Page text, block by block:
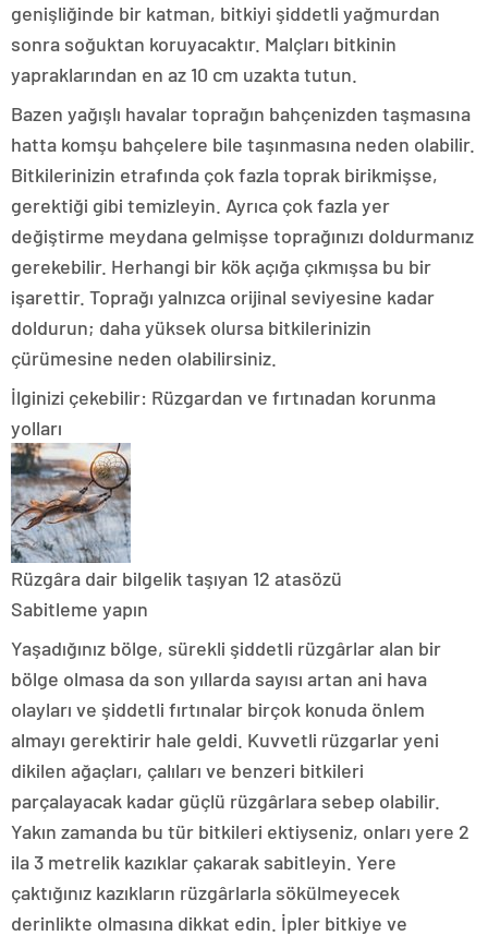
genişliğinde bir katman, bitkiyi şiddetli yağmurdan
sonra soğuktan koruyacaktır. Malçları bitkinin
yapraklarından en az 10 cm uzakta tutun.
Bazen yağışlı havalar toprağın bahçenizden taşmasına
hatta komşu bahçelere bile taşınmasına neden olabilir.
Bitkilerinizin etrafında çok fazla toprak birikmişse,
gerektiği gibi temizleyin. Ayrıca çok fazla yer
değiştirme meydana gelmişse toprağınızı doldurmanız
gerekebilir. Herhangi bir kök açığa çıkmışsa bu bir
işarettir. Toprağı yalnızca orijinal seviyesine kadar
doldurun; daha yüksek olursa bitkilerinizin
çürümesine neden olabilirsiniz.
İlginizi çekebilir: Rüzgardan ve fırtınadan korunma
yolları
Rüzgâra dair bilgelik taşıyan 12 atasözü
Sabitleme yapın
Yaşadığınız bölge, sürekli şiddetli rüzgârlar alan bir
bölge olmasa da son yıllarda sayısı artan ani hava
olayları ve şiddetli fırtınalar birçok konuda önlem
almayı gerektirir hale geldi. Kuvvetli rüzgarlar yeni
dikilen ağaçları, çalıları ve benzeri bitkileri
parçalayacak kadar güçlü rüzgârlara sebep olabilir.
Yakın zamanda bu tür bitkileri ektiyseniz, onları yere 2
ila 3 metrelik kazıklar çakarak sabitleyin. Yere
çaktığınız kazıkların rüzgârlarla sökülmeyecek
derinlikte olmasına dikkat edin. İpler bitkiye ve